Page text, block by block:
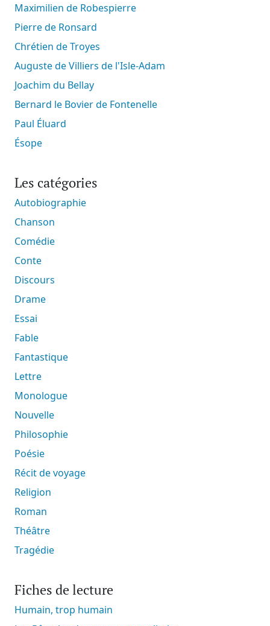
Maximilien de Robespierre
Pierre de Ronsard
Chrétien de Troyes
Auguste de Villiers de l'Isle-Adam
Joachim du Bellay
Bernard le Bovier de Fontenelle
Paul Éluard
Ésope
Les catégories
Autobiographie
Chanson
Comédie
Conte
Discours
Drame
Essai
Fable
Fantastique
Lettre
Monologue
Nouvelle
Philosophie
Poésie
Récit de voyage
Religion
Roman
Théâtre
Tragédie
Fiches de lecture
Humain, trop humain